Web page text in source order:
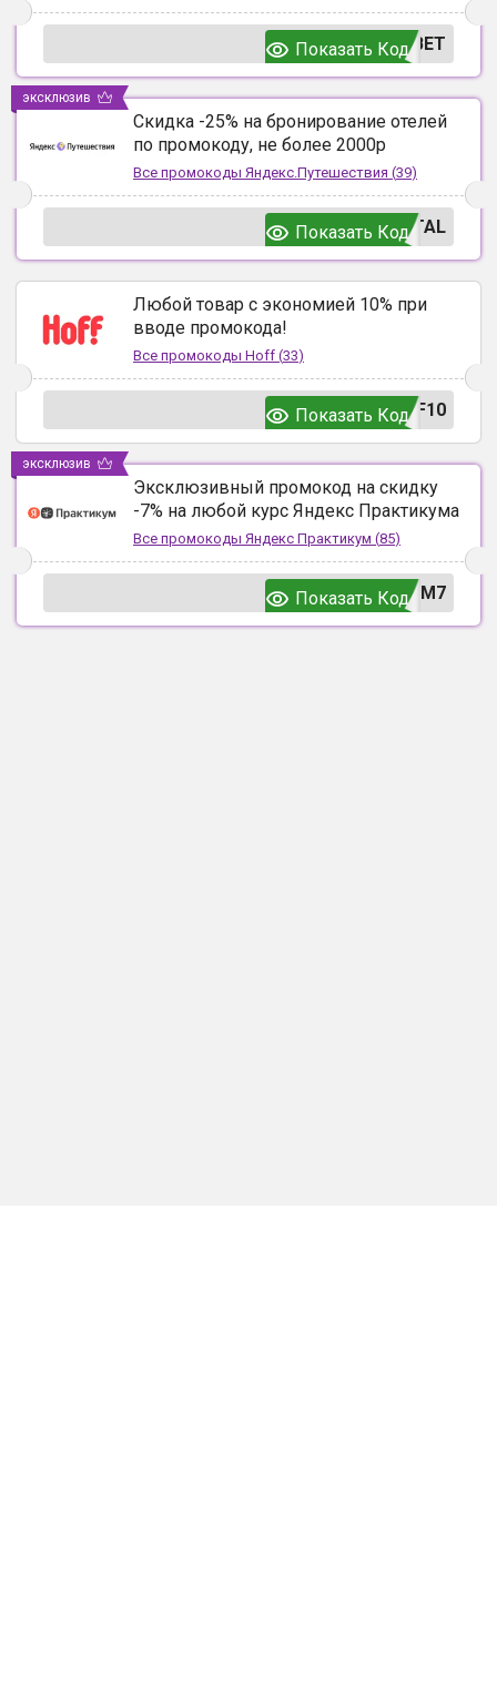
ВЕТ
Показать Код
Скидка -25% на бронирование отелей
по промокоду, не более 2000р
Все промокоды Яндекс.Путешествия (39)
TAL
Показать Код
эксклюзив
Любой товар с экономией 10% при
вводе промокода!
Все промокоды Hoff (33)
F10
Показать Код
Эксклюзивный промокод на скидку
-7% на любой курс Яндекс Практикума
Все промокоды Яндекс Практикум (85)
UM7
Показать Код
эксклюзив